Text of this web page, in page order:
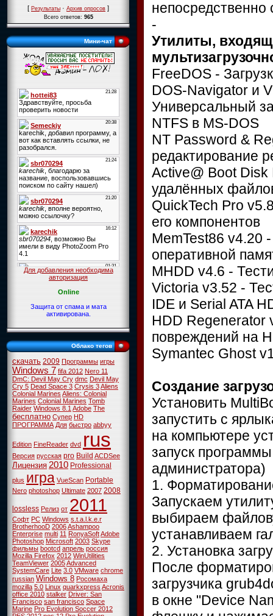
[Результаты·Архив опросов]
Всего ответов:965
Мини-чат
Для добавления необходима
авторизация
Online
Защита от спама и мата
активирована.
Облако тегов
скачать 2009 Программы игры
Windows 7 fifa 2012 Nero 11
DmC: Devil May Cry dmc Devil May
Cry 5 Dead Space 3 Crysis 3Aliens
Colonial MarinesAliens: Colonial
Marines Colonial Marines Tomb
Raider Windows 8.1Adobe The
бесплатно Супер HD
ПРОГРАММА Для быстро abbyy
Edition FineReader dvd rus
Версия русская pro BuildACDSee
Лицензия 2010 Professional
plus игра VueScan Portable
Nero photoshop Ultimate 2007 2008
lossless Релиз от 2011
Софт PC Windows s.t.a.l.k.e.r
BrotherhooD 2006Ashampoo
Enterprise multi 11 RonyaSoftAdobe
Photoshop Microsoft 2003 Skype
фильмы bootcd апрель россия
Mozilla Firefox 2012 WinUtilities
TeamViewer 2005Advanced
SystemCare Lite 3.0 VMware chrome
russian Windows 8 Росомаха
mozilla 5.0 Linux quarkxpressAcronis
office 2010 stalker Driver: San
Francisco san francisco Space
Marine Pro Evolution Soccer 2012
непосредственно
-
Утилиты,
FreeDOS -
DOS-Navigator и
Универсальный
NTFS в MS-DOS
NT Password &
редактирование
Active@ Boot
удалённых
QuickTech Pro
его компонентов
MemTest86 v4.20
оперативной
MHDD v4.6 -
Victoria v3.52 -
IDE и Serial ATA
HDD Regenerator
повреждений на
Symantec Ghost
Создание
Установить
запустить с
на компьютере
запуск
администратора)
1.
Запускаем
выбираем
устанавливаем
2. Установка
После
загрузчика
в окне "Device